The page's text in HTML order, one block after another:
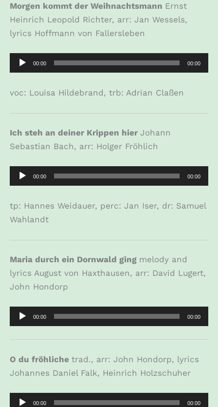
Morgen kommt der Weihnachtsmann Ernst
Heinrich Leopold Richter, arr: Jan Wessels,
lyrics Hoffmann von Fallersleben
Audio-
Player
00:00 00:00
voc: Louisa Hildebrand, trb: Adrian Claßen
Ich steh an deiner Krippen hier Johann
Sebastian Bach, arr: Holger Fröhlich
Audio-
Player
00:00 00:00
tp: Hannes Weidauer, perc: Jan Iser, dr: Samuel
Wahlandt
Maria durch ein Dornwald ging melody and
lyrics August von Haxthausen, arr: David Lugert,
John Hondorp
Audio-
Player
00:00 00:00
O du fröhliche trad., arr: John Hondorp, lyrics
Johannes Daniel Falk, Heinrich Holzschuher
Audio-00:00 00:00